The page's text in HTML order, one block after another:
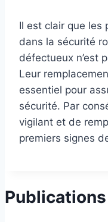
Il est clair que les
dans la sécurité
défectueux n’est
Leur
essentiel pour
sécurité. Par
vigilant et de
premiers signes